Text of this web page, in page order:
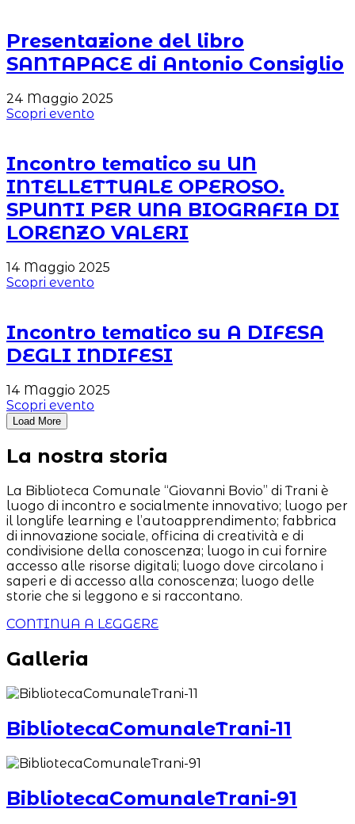
Presentazione del libro
SANTAPACE di Antonio Consiglio
24 Maggio 2025
Scopri evento
Incontro tematico su UN
INTELLETTUALE OPEROSO.
SPUNTI PER UNA BIOGRAFIA DI
LORENZO VALERI
14 Maggio 2025
Scopri evento
Incontro tematico su A DIFESA
DEGLI INDIFESI
14 Maggio 2025
Scopri evento
Load More
La nostra storia
La Biblioteca Comunale “Giovanni Bovio” di Trani è
luogo di incontro e socialmente innovativo; luogo per
il longlife learning e l’autoapprendimento; fabbrica
di innovazione sociale, officina di creatività e di
condivisione della conoscenza; luogo in cui fornire
accesso alle risorse digitali; luogo dove circolano i
saperi e di accesso alla conoscenza; luogo delle
storie che si leggono e si raccontano.
CONTINUA A LEGGERE
Galleria
BibliotecaComunaleTrani-11
BibliotecaComunaleTrani-91